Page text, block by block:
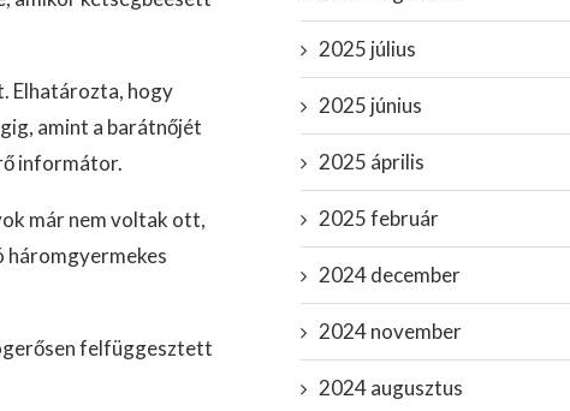
Elhatározta, hogy
amint a barátnőjét
informátor.
már nem voltak ott,
háromgyermekes
felfüggesztett
2025 július
2025 június
2025 április
2025 február
2024 december
2024 november
2024 augusztus